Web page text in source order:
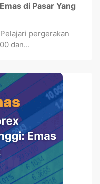
di Pasar Yang
pergerakan
dan...